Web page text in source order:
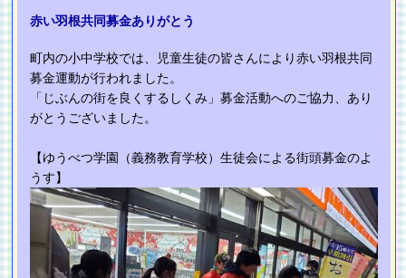
赤い羽根共同募金ありがとう
町内の小中学校では、児童生徒の皆さんにより赤い羽根共同
募金運動が行われました。
「じぶんの街を良くするしくみ」募金活動へのご協力、あり
がとうございました。
【ゆうべつ学園（義務教育学校）生徒会による街頭募金のよ
うす】